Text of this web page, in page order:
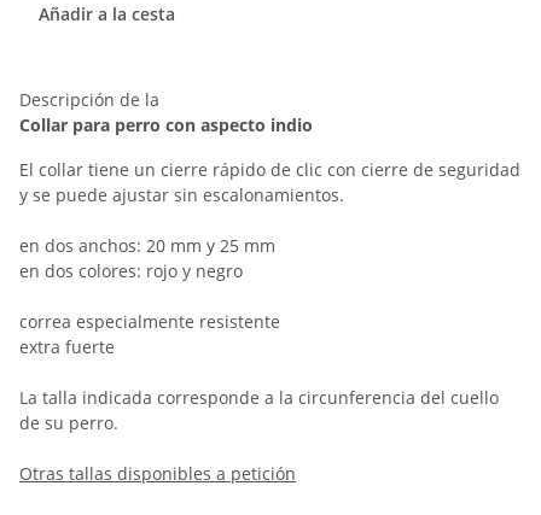
Añadir a la cesta
Descripción de la
Collar para perro con aspecto indio
El collar tiene un cierre rápido de clic con cierre de seguridad
y se puede ajustar sin escalonamientos.
en dos anchos: 20 mm y 25 mm
en dos colores: rojo y negro
correa especialmente resistente
extra fuerte
La talla indicada corresponde a la circunferencia del cuello
de su perro.
Otras tallas disponibles a petición